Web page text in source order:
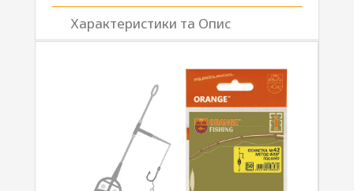
Характеристики та Опис